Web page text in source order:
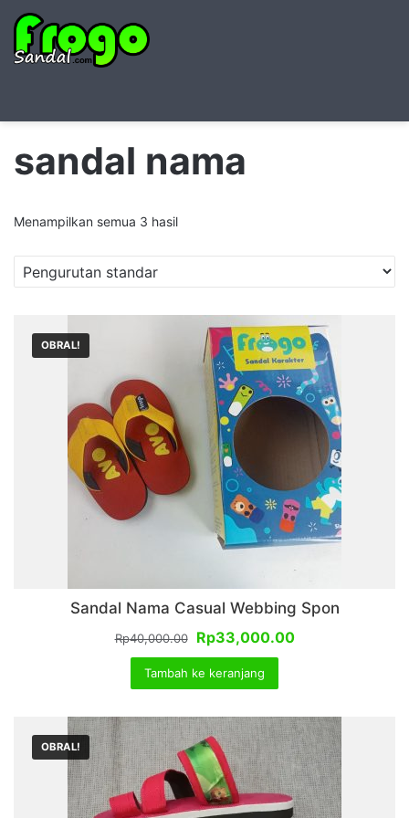
for
sandal nama
Menampilkan semua 3 hasil
OBRAL!
Sandal Nama Casual Webbing Spon
Rp40,000.00
Harga
aslinya
adalah:
Rp40,000.00.
Rp33,000.00Harga
Rp33,000.00.
Tambah ke keranjang
OBRAL!